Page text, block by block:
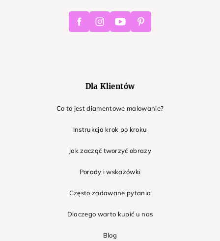
FacebookInstagramYoutube Pinterest
Dla Klientów
Co to jest diamentowe malowanie?
Instrukcja krok po kroku
Jak zacząć tworzyć obrazy
Porady i wskazówki
Często zadawane pytania
Dlaczego warto kupić u nas
Blog